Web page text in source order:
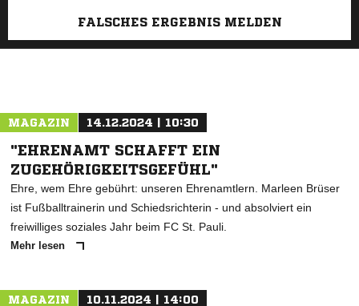
FALSCHES ERGEBNIS MELDEN
MAGAZIN 14.12.2024 | 10:30
"EHRENAMT SCHAFFT EIN
ZUGEHÖRIGKEITSGEFÜHL"
Ehre, wem Ehre gebührt: unseren Ehrenamtlern. Marleen Brüser
ist Fußballtrainerin und Schiedsrichterin - und absolviert ein
freiwilliges soziales Jahr beim FC St. Pauli.
Mehr lesen
MAGAZIN 10.11.2024 | 14:00